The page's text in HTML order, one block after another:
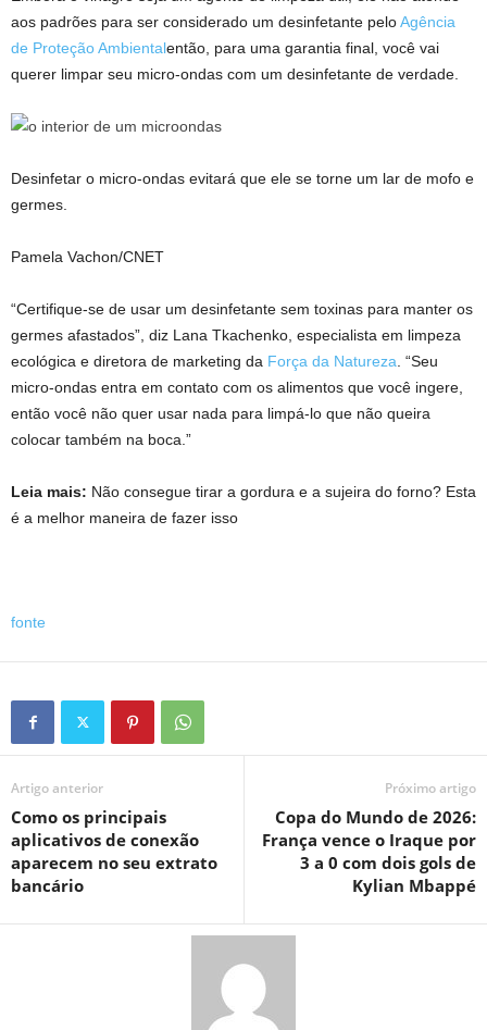
aos padrões para ser considerado um desinfetante peloAgência
de Proteção Ambientalentão, para uma garantia final, você vai
querer limpar seu micro-ondas com um desinfetante de verdade.
Desinfetar o micro-ondas evitará que ele se torne um lar de mofo e
germes.
Pamela Vachon/CNET
“Certifique-se de usar um desinfetante sem toxinas para manter os
germes afastados”, diz Lana Tkachenko, especialista em limpeza
ecológica e diretora de marketing da Força da Natureza . “Seu
micro-ondas entra em contato com os alimentos que você ingere,
então você não quer usar nada para limpá-lo que não queira
colocar também na boca.”
Leia mais: Não consegue tirar a gordura e a sujeira do forno? Esta
é a melhor maneira de fazer isso
fonte
Artigo anterior
Como os principais
aplicativos de conexão
aparecem no seu extrato
bancário
Próximo artigo
Copa do Mundo de 2026:
França vence o Iraque por
3 a 0 com dois gols de
Kylian Mbappé